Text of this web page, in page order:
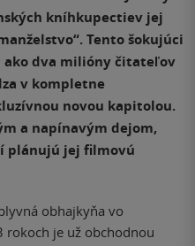
kníhkupectiev jej
Tento šokujúci
ako dva milióny čitateľov
v kompletne
novou kapitolou.
a napínavým dejom,
plánujú jej filmovú
obhajkyňa vo
rokoch je už obchodnou